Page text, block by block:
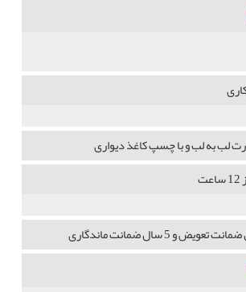
لب به لب و با چسپ کاغذ دیواری